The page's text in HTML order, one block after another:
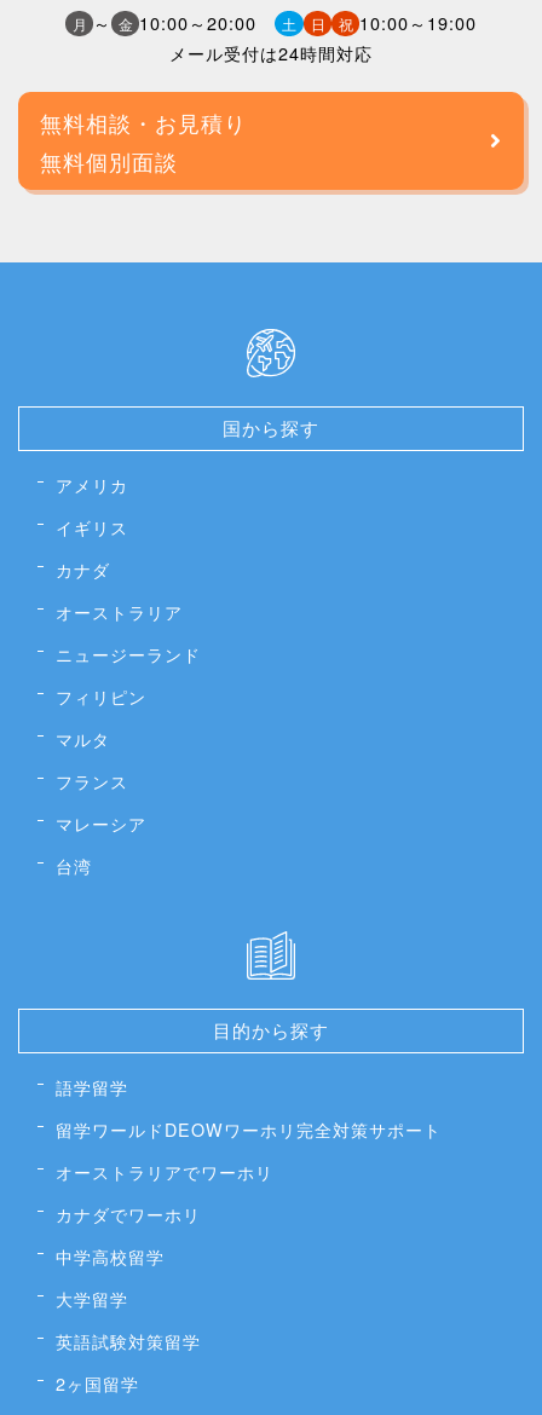
月 ～ 金 10:00～20:00 土 日 祝 10:00～19:00
メール受付は24時間対応
無料相談・お見積り
無料個別面談
国から探す
アメリカ
イギリス
カナダ
オーストラリア
ニュージーランド
フィリピン
マルタ
フランス
マレーシア
台湾
目的から探す
語学留学
留学ワールドDEOWワーホリ完全対策サポート
オーストラリアでワーホリ
カナダでワーホリ
中学高校留学
大学留学
英語試験対策留学
2ヶ国留学